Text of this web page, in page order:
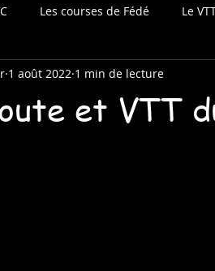
Les courses de Fédé Le
et VTT
1 août 2022 1 min de lecture